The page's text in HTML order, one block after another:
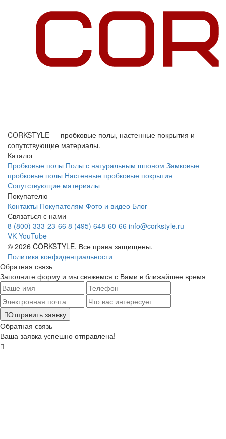
CORKSTYLE — пробковые полы, настенные покрытия и
сопутствующие материалы.
Каталог
Пробковые полы Полы с натуральным шпоном Замковые
пробковые полы Настенные пробковые покрытия
Сопутствующие материалы
Покупателю
Контакты Покупателям Фото и видео Блог
Связаться с нами
8 (800) 333-23-66 8 (495) 648-60-66 info@corkstyle.ru
VK YouTube
© 2026 CORKSTYLE. Все права защищены.
Политика конфиденциальности
Обратная связь
Заполните форму и мы свяжемся с Вами в ближайшее время
Отправить заявку
Обратная связь
Ваша заявка успешно отправлена!